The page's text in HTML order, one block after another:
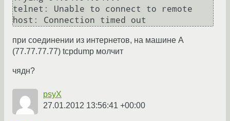
telnet: Unable to connect to remote
при соединении из интернетов, на машине A
(77.77.77.77) tcpdump молчит
чядн?
psyX
27.01.2012 13:56:41 +00:00